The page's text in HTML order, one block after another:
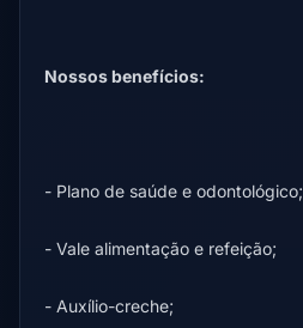
Nossos benefícios:
- Plano de saúde e odontológico;
- Vale alimentação e refeição;
- Auxílio-creche;